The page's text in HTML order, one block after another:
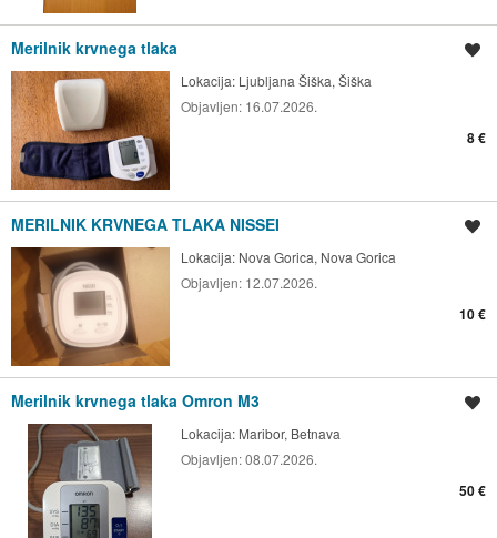
Merilnik krvnega tlaka
Lokacija: Ljubljana Šiška, Šiška
Objavljen: 16.07.2026.
8 €
MERILNIK KRVNEGA TLAKA NISSEI
Lokacija: Nova Gorica, Nova Gorica
Objavljen: 12.07.2026.
10 €
Merilnik krvnega tlaka Omron M3
Lokacija: Maribor, Betnava
Objavljen:08.07.2026.
50 €